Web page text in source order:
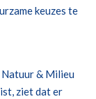
keuzes te
& Milieu
ziet dat er